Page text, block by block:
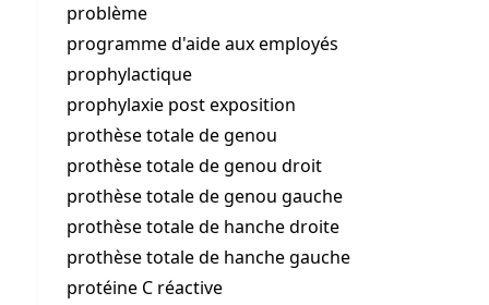
problème
programme d'aide aux employés
prophylactique
prophylaxie post exposition
prothèse totale de genou
prothèse totale de genou droit
prothèse totale de genou gauche
prothèse totale de hanche droite
prothèse totale de hanche gauche
protéine C réactive